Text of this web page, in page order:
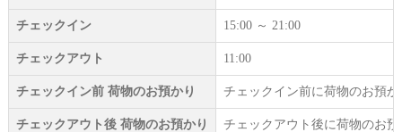
チェックイン 15:00 ～ 21:00
チェックアウト 11:00
チェックイン前 荷物のお預かり チェックイン前に荷物のお預
チェックアウト後 荷物のお預かり チェックアウト後に荷物のお